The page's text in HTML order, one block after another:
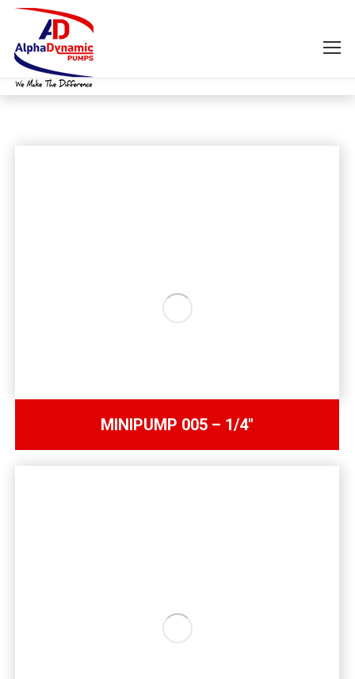
MINIPUMP 005 – 1/4″